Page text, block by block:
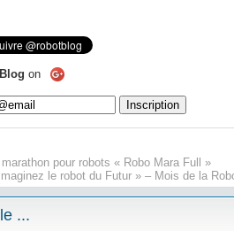
on
pour robots « Robo Mara Full »
le robot du Futur » – Mois de la
...